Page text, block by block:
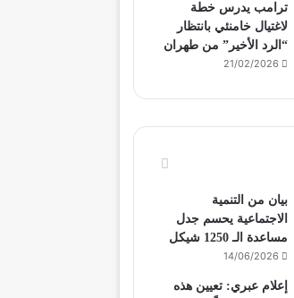
ترامب يدرس خطة
لاغتيال خامنئي بانتظار
“الرد الأخير” من طهران
21/02/2026
بيان من التنمية
الاجتماعية يحسم جدل
مساعدة الـ 1250 شيكل
14/06/2026
إعلام عبري: تعيين هذه